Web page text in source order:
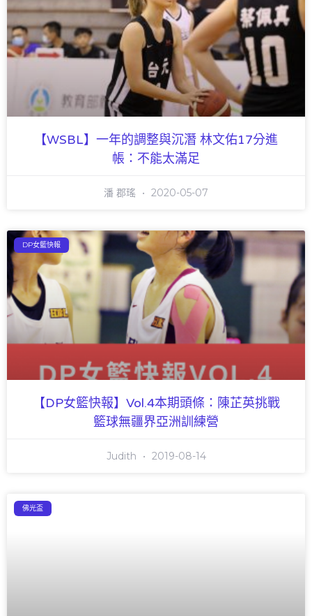
【WSBL】一年的調整與沉潛 林文佑17分進
帳：不能太滿足
潘 郡瑤 2020-05-07
DP女籃快報
【DP女籃快報】Vol.4本期頭條：陳芷英挑戰
籃球無疆界亞洲訓練營
Judith 2019-08-14
佛光盃